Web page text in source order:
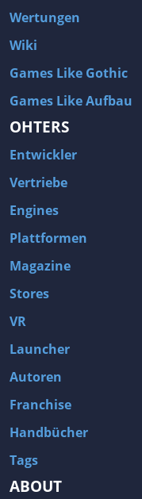
Wertungen
Wiki
Games Like Gothic
Games Like Aufbau
OHTERS
Entwickler
Vertriebe
Engines
Plattformen
Magazine
Stores
VR
Launcher
Autoren
Franchise
Handbücher
Tags
ABOUT